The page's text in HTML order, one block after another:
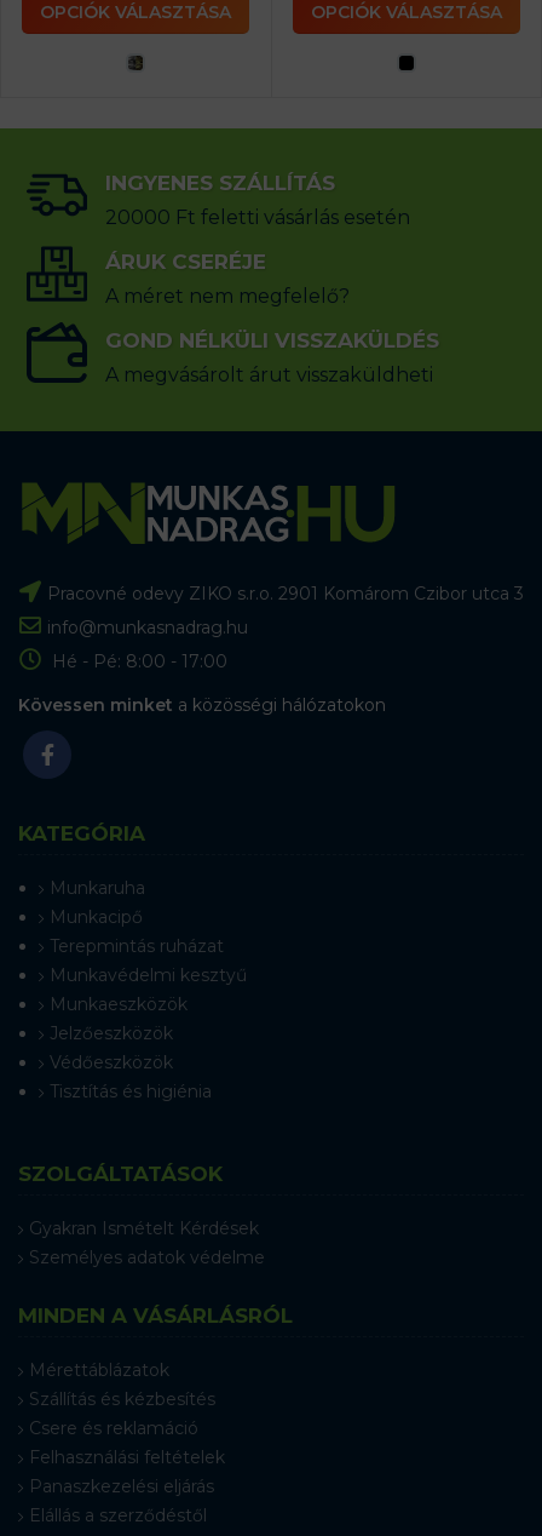
OPCIÓK VÁLASZTÁSA OPCIÓK VÁLASZTÁSA
INGYENES SZÁLLÍTÁS
20000 Ft feletti vásárlás esetén
ÁRUK CSERÉJE
A méret nem megfelelő?
GOND NÉLKÜLI VISSZAKÜLDÉS
A megvásárolt árut visszaküldheti
Pracovné odevy ZIKO s.r.o. 2901 Komárom Czibor utca 3
info@munkasnadrag.hu
Hé - Pé: 8:00 - 17:00
Kövessen minket a közösségi hálózatokon
KATEGÓRIA
Munkaruha
Munkacipő
Terepmintás ruházat
Munkavédelmi kesztyű
Munkaeszközök
Jelzőeszközök
Védőeszközök
Tisztítás és higiénia
SZOLGÁLTATÁSOK
Gyakran Ismételt Kérdések
Személyes adatok védelme
MINDEN A VÁSÁRLÁSRÓL
Mérettáblázatok
Szállítás és kézbesítés
Csere és reklamáció
Felhasználási feltételek
Panaszkezelési eljárás
Elállás a szerződéstől